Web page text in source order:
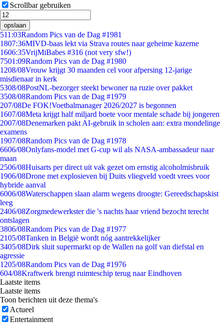
Scrollbar gebruiken
opslaan
511:03Random Pics van de Dag #1981
1807:36MIVD-baas lekt via Strava routes naar geheime kazerne
1606:35VrijMiBabes #316 (not very sfw!)
7501:09Random Pics van de Dag #1980
1208/08Vrouw krijgt 30 maanden cel voor afpersing 12-jarige
misdienaar in kerk
5308/08PostNL-bezorger steekt bewoner na ruzie over pakket
3508/08Random Pics van de Dag #1979
207/08De FOK!Voetbalmanager 2026/2027 is begonnen
1607/08Meta krijgt half miljard boete voor mentale schade bij jongeren
2007/08Denemarken pakt AI-gebruik in scholen aan: extra mondelinge
examens
1907/08Random Pics van de Dag #1978
6606/08Onlyfans-model met G-cup wil als NASA-ambassadeur naar
maan
2506/08Huisarts per direct uit vak gezet om ernstig alcoholmisbruik
1906/08Drone met explosieven bij Duits vliegveld voedt vrees voor
hybride aanval
6006/08Waterschappen slaan alarm wegens droogte: Gereedschapskist
leeg
2406/08Zorgmedewerkster die 's nachts haar vriend bezocht terecht
ontslagen
3806/08Random Pics van de Dag #1977
2105/08Tanken in België wordt nóg aantrekkelijker
3405/08Dirk sluit supermarkt op de Wallen na golf van diefstal en
agressie
1205/08Random Pics van de Dag #1976
604/08Kraftwerk brengt ruimteschip terug naar Eindhoven
Laatste items
Laatste items
Toon berichten uit deze thema's
Actueel
Entertainment